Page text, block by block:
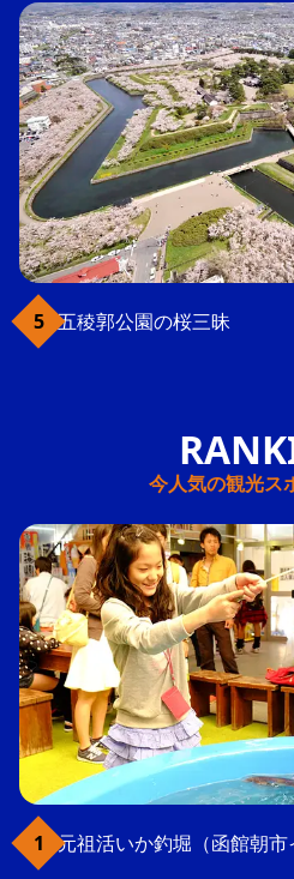
五稜郭公園の桜三昧
今人気の観光ス
元祖活いか釣堀（函館朝市